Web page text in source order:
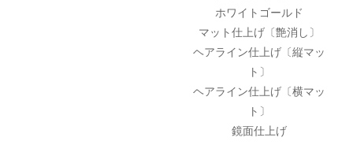
ホワイトゴールド
マット仕上げ〔艶消し〕
ヘアライン仕上げ〔縦マッ
ト〕
ヘアライン仕上げ〔横マッ
ト〕
鏡面仕上げ